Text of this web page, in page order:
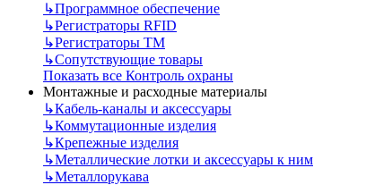
↳Программное обеспечение
↳Регистраторы RFID
↳Регистраторы ТМ
↳Сопутствующие товары
Показать все Контроль охраны
Монтажные и расходные материалы
↳Кабель-каналы и аксессуары
↳Коммутационные изделия
↳Крепежные изделия
↳Металлические лотки и аксессуары к ним
↳Металлорукава